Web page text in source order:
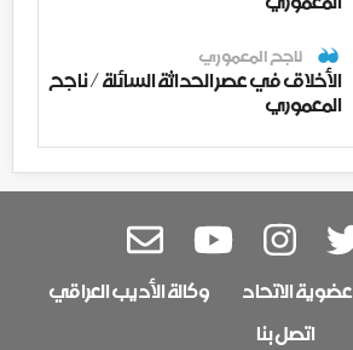
ناجح المعموري
الأخلاق في عصر الحداثة السائلة / ناجح
المعموري
عضوية الاتحاد
وكالة الأديب العراقي
اتصل بنا